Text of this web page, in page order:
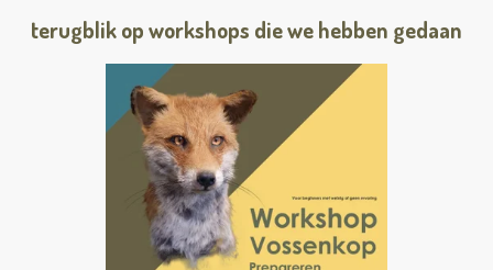
terugblik op workshops die we hebben gedaan